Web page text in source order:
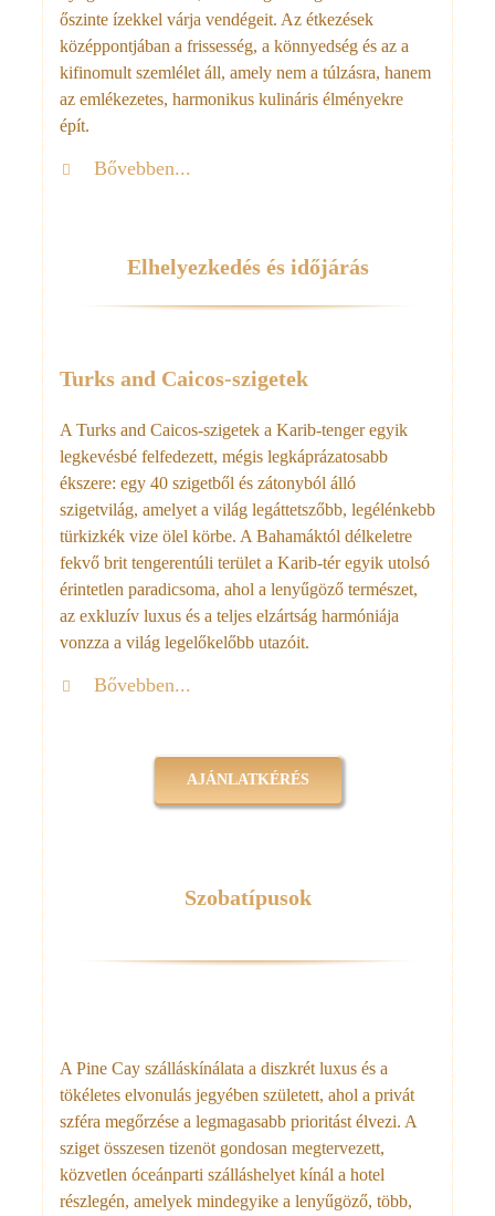
őszinte ízekkel várja vendégeit. Az étkezések
középpontjában a frissesség, a könnyedség és az a
kifinomult szemlélet áll, amely nem a túlzásra, hanem
az emlékezetes, harmonikus kulináris élményekre
épít.
Bővebben...
Elhelyezkedés és időjárás
Turks and Caicos-szigetek
A Turks and Caicos-szigetek a Karib-tenger egyik
legkevésbé felfedezett, mégis legkáprázatosabb
ékszere: egy 40 szigetből és zátonyból álló
szigetvilág, amelyet a világ legáttetszőbb, legélénkebb
türkizkék vize ölel körbe. A Bahamáktól délkeletre
fekvő brit tengerentúli terület a Karib-tér egyik utolsó
érintetlen paradicsoma, ahol a lenyűgöző természet,
az exkluzív luxus és a teljes elzártság harmóniája
vonzza a világ legelőkelőbb utazóit.
Bővebben...
AJÁNLATKÉRÉS
Szobatípusok
A Pine Cay szálláskínálata a diszkrét luxus és a
tökéletes elvonulás jegyében született, ahol a privát
szféra megőrzése a legmagasabb prioritást élvezi. A
sziget összesen tizenöt gondosan megtervezett,
közvetlen óceánparti szálláshelyet kínál a hotel
részlegén, amelyek mindegyike a lenyűgöző, több,